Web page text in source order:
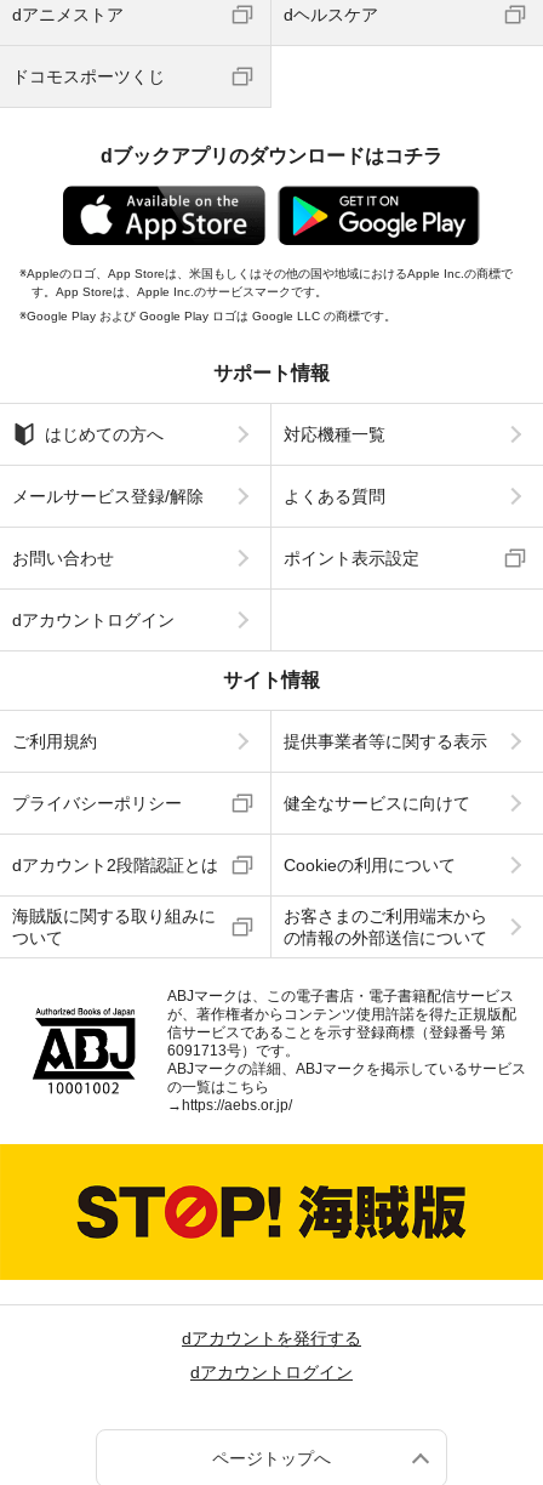
dアニメストア dヘルスケア
ドコモスポーツくじ
dブックアプリのダウンロードはコチラ
Appleのロゴ、App Storeは、米国もしくはその他の国や地域におけるApple Inc.の商標で
す。App Storeは、Apple Inc.のサービスマークです。
Google Play および Google Play ロゴは Google LLC の商標です。
サポート情報
はじめての方へ 対応機種一覧
メールサービス登録/解除 よくある質問
お問い合わせ ポイント表示設定
dアカウントログイン
サイト情報
ご利用規約 提供事業者等に関する表示
プライバシーポリシー 健全なサービスに向けて
dアカウント2段階認証とは Cookieの利用について
海賊版に関する取り組みに
ついて
お客さまのご利用端末から
の情報の外部送信について
ABJマークは、この電子書店・電子書籍配信サービス
が、著作権者からコンテンツ使用許諾を得た正規版配
信サービスであることを示す登録商標（登録番号 第
6091713号）です。
ABJマークの詳細、ABJマークを掲示しているサービス
の一覧はこちら
→ https://aebs.or.jp/
dアカウントを発行する
dアカウントログイン
ページトップへ